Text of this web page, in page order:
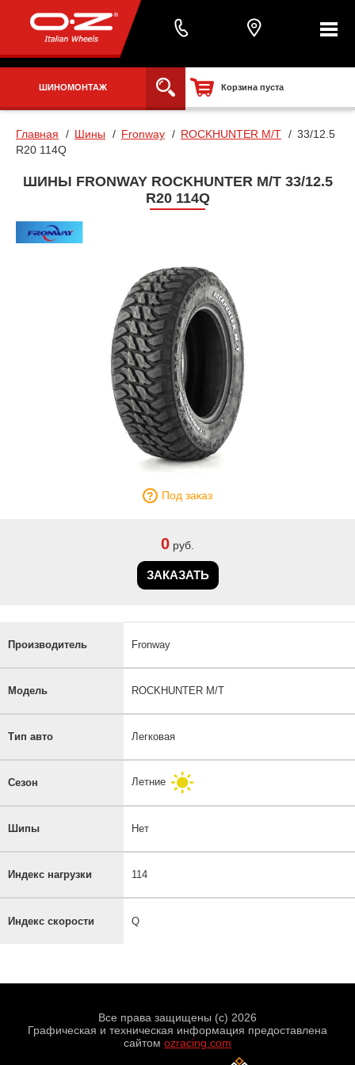
ШИНОМОНТАЖ Корзина пуста
Главная Шины Fronway ROCKHUNTER M/T
33/12.5
R20 114Q
ШИНЫ FRONWAY ROCKHUNTER M/T 33/12.5
R20 114Q
Под заказ
0 руб.
ЗАКАЗАТЬ
Производитель Fronway
Модель ROCKHUNTER M/T
Тип авто Легковая
Сезон Летние
Шипы Нет
Индекс нагрузки 114
Индекс скорости Q
Все права защищены (с) 2026
Графическая и техническая информация предоставлена
сайтом ozracing.com